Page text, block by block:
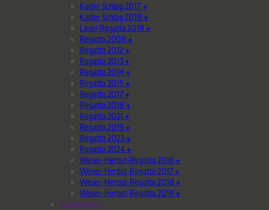
Kalter Schlag 2017+
Kalter Schlag 2018 +
Laser Regatta 2018 +
Regatta 2008 +
Regatta 2012+
Regatta 2013+
Regatta 2014+
Regatta 2015 +
Regatta 2017+
Regatta 2018 +
Regatta 2021 +
Regatta 2019+
Regatta 2023+
Regatta 2024+
Weser-Herbst-Regatta 2016+
Weser-Herbst-Regatta 2017+
Weser-Herbst-Regatta 2018 +
Weser-Herbst-Regatta 2019+
Ausbildung+